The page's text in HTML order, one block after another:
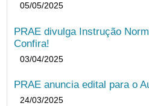
05/05/2025
PRAE divulga Instrução
Confira!
03/04/2025
PRAE anuncia edital para o
24/03/2025